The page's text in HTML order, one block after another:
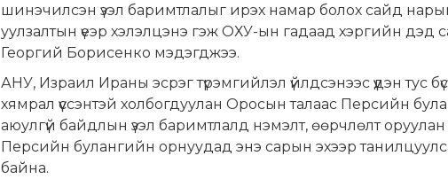
шинэчилсэн үзэл баримтлалыг ирэх намар болох сайд
уулзалтын үеэр хэлэлцэнэ гэж ОХУ-ын гадаад хэргийн дэд
Георгий Борисенко мэдэгджээ.
АНУ, Израил Ираны эсрэг түрэмгийлэл үйлдсэнээс үүдэн тус
хямрал үүссэнтэй холбогдуулан Оросын талаас Персийн
аюулгүй байдлын үзэл баримтлалд нэмэлт, өөрчлөлт оруулан
Персийн булангийн орнуудад энэ сарын эхээр
байна.